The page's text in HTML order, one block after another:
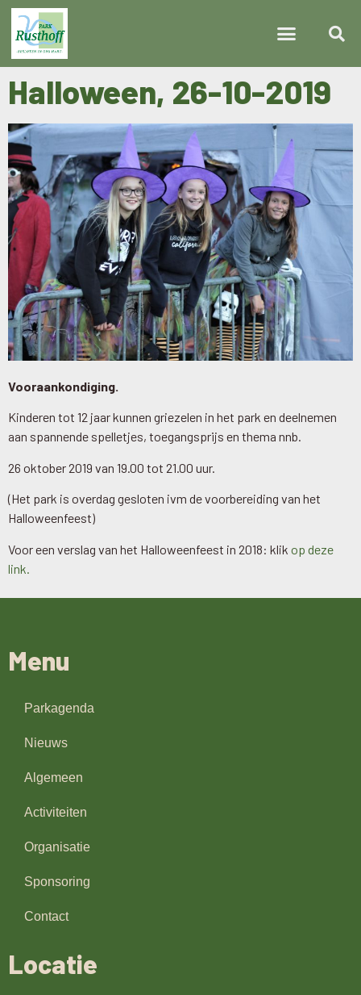
Halloween, 26-10-2019
Vooraankondiging.
Kinderen tot 12 jaar kunnen griezelen in het park en deelnemen
aan spannende spelletjes, toegangsprijs en thema nnb.
26 oktober 2019 van 19.00 tot 21.00 uur.
(Het park is overdag gesloten ivm de voorbereiding van het
Halloweenfeest)
Voor een verslag van het Halloweenfeest in 2018: klik op deze
link.
Menu
Parkagenda
Nieuws
Algemeen
Activiteiten
Organisatie
Sponsoring
Contact
Locatie